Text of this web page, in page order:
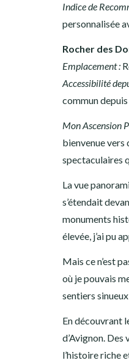
Indice de
personnalisée
Rocher des
Emplacement :
Accessibilité
commun depuis
Mon Ascension
bienvenue vers
spectaculaires
La vue
s’étendait
monuments
élevée, j’ai pu
Mais ce n’est
où je pouvais
sentiers
En découvrant
d’Avignon.
l’histoire riche